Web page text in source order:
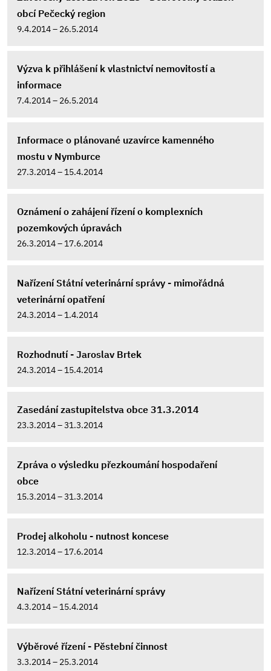
obcí Pečecký region
9.4.2014 – 26.5.2014
Výzva k přihlášení k vlastnictví nemovitostí a
informace
7.4.2014 – 26.5.2014
Informace o plánované uzavírce kamenného
mostu v Nymburce
27.3.2014 – 15.4.2014
Oznámení o zahájení řízení o komplexních
pozemkových úpravách
26.3.2014 – 17.6.2014
Nařízení Státní veterinární správy - mimořádná
veterinární opatření
24.3.2014 – 1.4.2014
Rozhodnutí - Jaroslav Brtek
24.3.2014 – 15.4.2014
Zasedání zastupitelstva obce 31.3.2014
23.3.2014 – 31.3.2014
Zpráva o výsledku přezkoumání hospodaření
obce
15.3.2014 – 31.3.2014
Prodej alkoholu - nutnost koncese
12.3.2014 – 17.6.2014
Nařízení Státní veterinární správy
4.3.2014 – 15.4.2014
Výběrové řízení - Pěstební činnost
3.3.2014 – 25.3.2014